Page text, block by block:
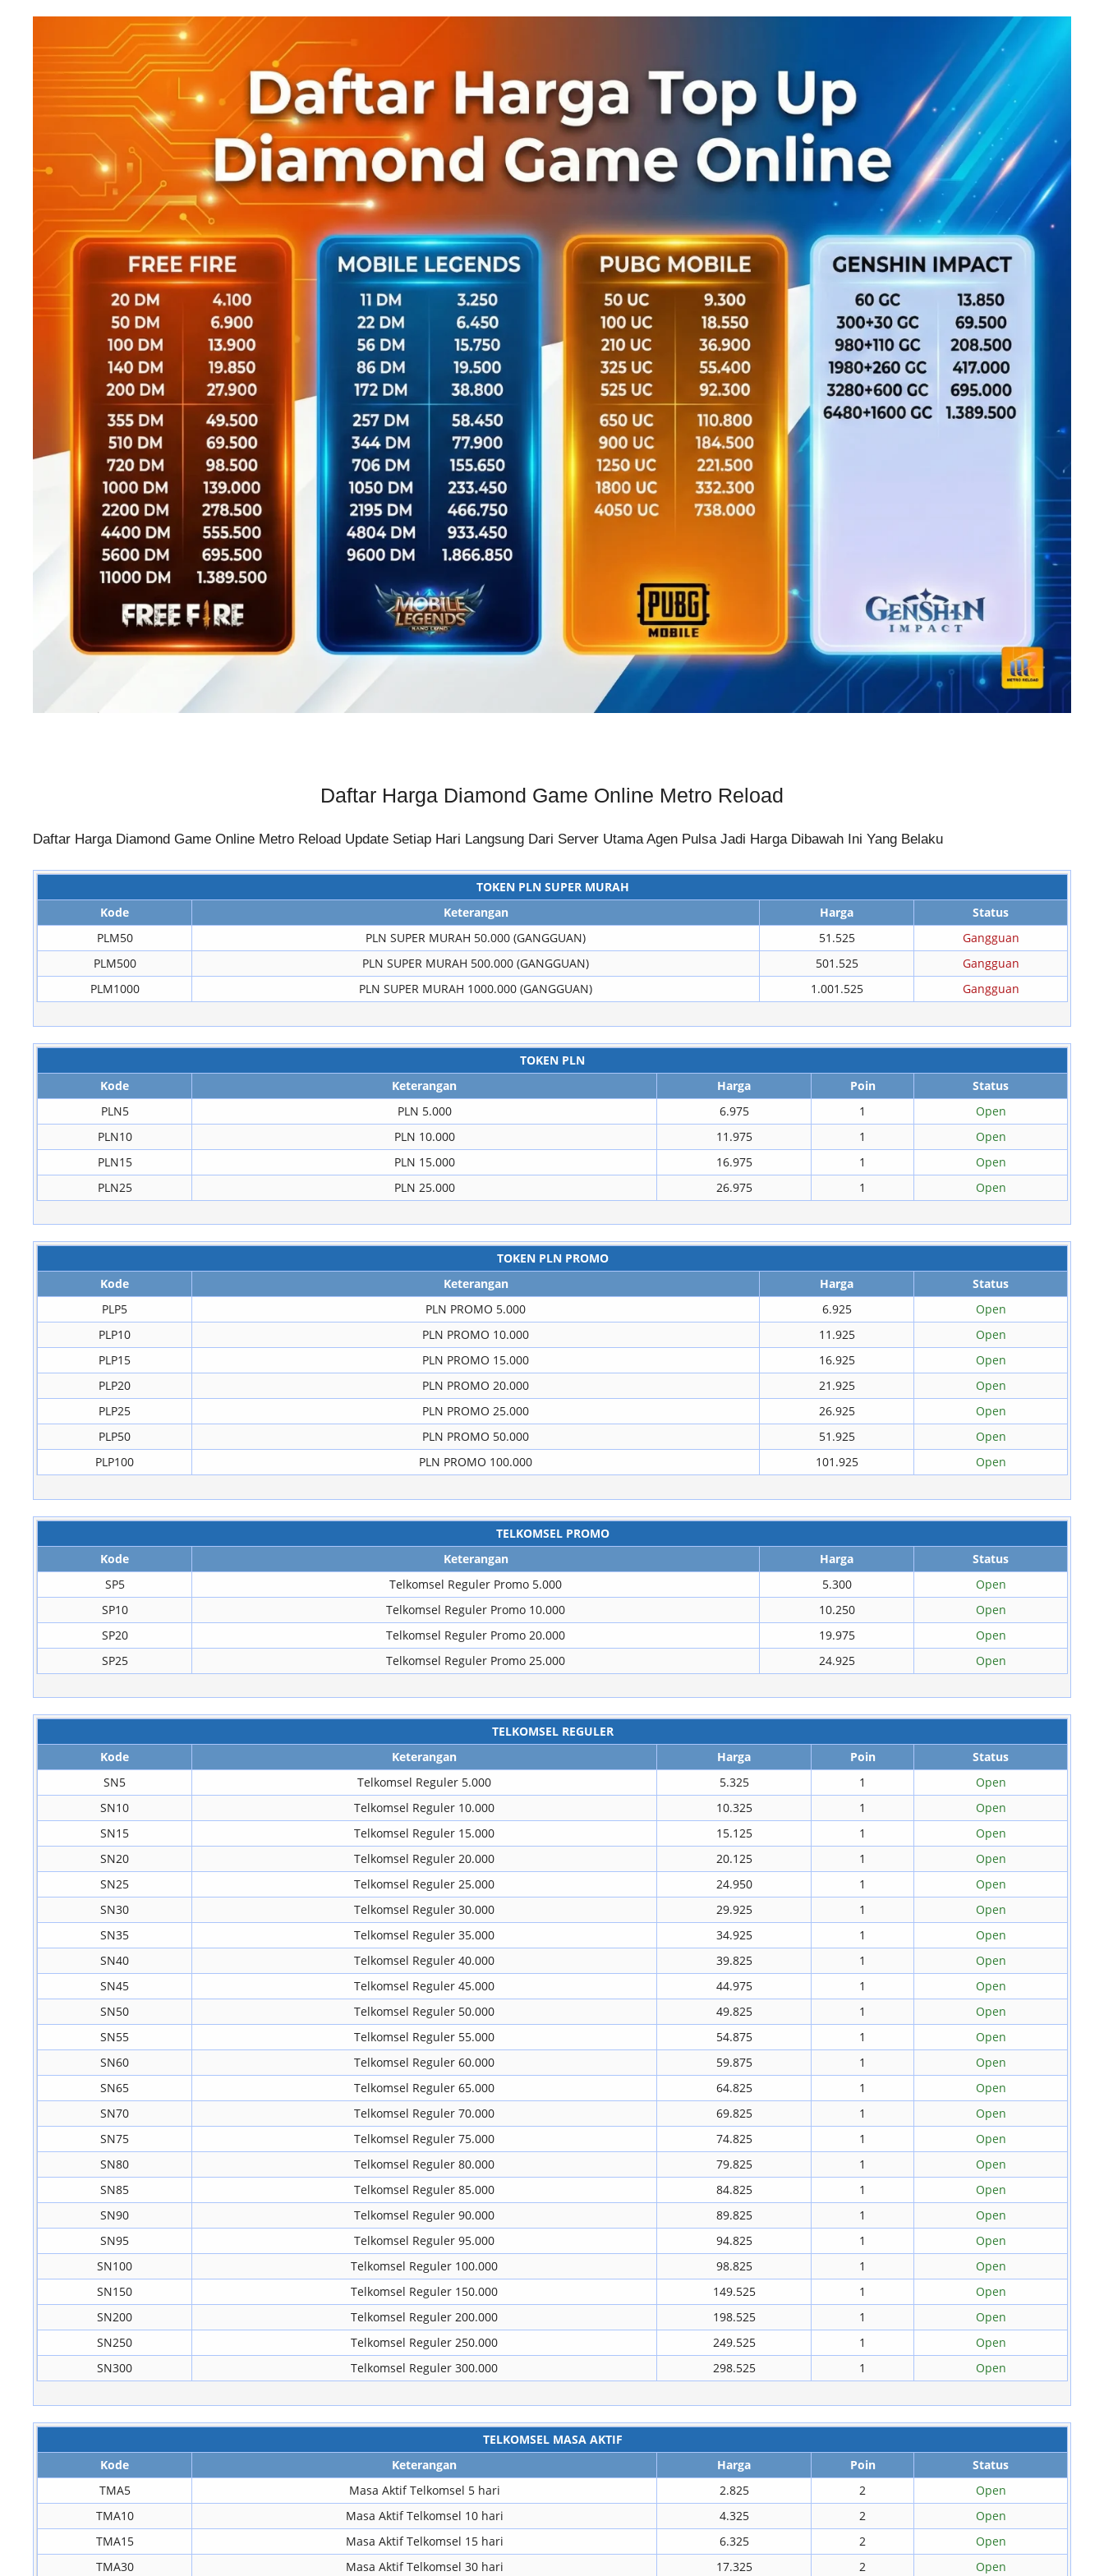
Daftar Harga Diamond Game Online Metro Reload
Daftar Harga Diamond Game Online Metro Reload Update Setiap Hari Langsung Dari Server Utama Agen Pulsa Jadi Harga Dibawah Ini Yang Belaku
TOKEN PLN SUPER MURAH
Kode
Keterangan Harga
Status
PLM50
PLN SUPER MURAH 50.000 (GANGGUAN) 51.525
Gangguan
PLM500
PLN SUPER MURAH 500.000 (GANGGUAN) 501.525
Gangguan
PLM1000
PLN SUPER MURAH 1000.000 (GANGGUAN) 1.001.525 Gangguan
TOKEN PLN
Kode
Keterangan Harga Poin
Status
PLN5
PLN 5.000 6.975 1
Open
PLN10
PLN 10.000 11.975 1
Open
PLN15
PLN 15.000 16.975 1
Open
PLN25
PLN 25.000 26.975 1 Open
TOKEN PLN PROMO
Kode
Keterangan Harga
Status
PLP5
PLN PROMO 5.000 6.925
Open
PLP10
PLN PROMO 10.000 11.925
Open
PLP15
PLN PROMO 15.000 16.925
Open
PLP20
PLN PROMO 20.000 21.925
Open
PLP25
PLN PROMO 25.000 26.925
Open
PLP50
PLN PROMO 50.000 51.925
Open
PLP100
PLN PROMO 100.000 101.925 Open
TELKOMSEL PROMO
Kode
Keterangan Harga
Status
SP5
Telkomsel Reguler Promo 5.000 5.300
Open
SP10
Telkomsel Reguler Promo 10.000 10.250
Open
SP20
Telkomsel Reguler Promo 20.000 19.975
Open
SP25
Telkomsel Reguler Promo 25.000 24.925 Open
TELKOMSEL REGULER
Kode
Keterangan Harga Poin
Status
SN5
Telkomsel Reguler 5.000 5.325 1
Open
SN10
Telkomsel Reguler 10.000 10.325 1
Open
SN15
Telkomsel Reguler 15.000 15.125 1
Open
SN20
Telkomsel Reguler 20.000 20.125 1
Open
SN25
Telkomsel Reguler 25.000 24.950 1
Open
SN30
Telkomsel Reguler 30.000 29.925 1
Open
SN35
Telkomsel Reguler 35.000 34.925 1
Open
SN40
Telkomsel Reguler 40.000 39.825 1
Open
SN45
Telkomsel Reguler 45.000 44.975 1
Open
SN50
Telkomsel Reguler 50.000 49.825 1
Open
SN55
Telkomsel Reguler 55.000 54.875 1
Open
SN60
Telkomsel Reguler 60.000 59.875 1
Open
SN65
Telkomsel Reguler 65.000 64.825 1
Open
SN70
Telkomsel Reguler 70.000 69.825 1
Open
SN75
Telkomsel Reguler 75.000 74.825 1
Open
SN80
Telkomsel Reguler 80.000 79.825 1
Open
SN85
Telkomsel Reguler 85.000 84.825 1
Open
SN90
Telkomsel Reguler 90.000 89.825 1
Open
SN95
Telkomsel Reguler 95.000 94.825 1
Open
SN100
Telkomsel Reguler 100.000 98.825 1
Open
SN150
Telkomsel Reguler 150.000 149.525 1
Open
SN200
Telkomsel Reguler 200.000 198.525 1
Open
SN250
Telkomsel Reguler 250.000 249.525 1
Open
SN300
Telkomsel Reguler 300.000 298.525 1 Open
TELKOMSEL MASA AKTIF
Kode
Keterangan Harga Poin
Status
TMA5
Masa Aktif Telkomsel 5 hari 2.825 2
Open
TMA10
Masa Aktif Telkomsel 10 hari 4.325 2
Open
TMA15
Masa Aktif Telkomsel 15 hari 6.325 2
Open
TMA30
Masa Aktif Telkomsel 30 hari 17.325 2 Open